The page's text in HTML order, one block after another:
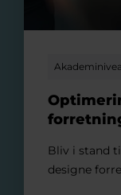
Bliv i stand
designe